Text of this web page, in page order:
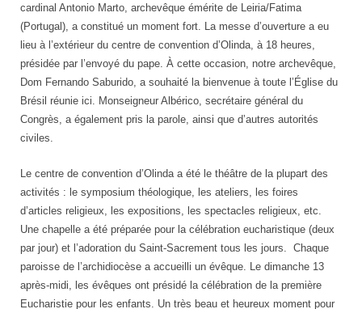
cardinal Antonio Marto, archevêque émérite de Leiria/Fatima
(Portugal), a constitué un moment fort. La messe d’ouverture a eu
lieu à l’extérieur du centre de convention d’Olinda, à 18 heures,
présidée par l’envoyé du pape. À cette occasion, notre archevêque,
Dom Fernando Saburido, a souhaité la bienvenue à toute l’Église du
Brésil réunie ici. Monseigneur Albérico, secrétaire général du
Congrès, a également pris la parole, ainsi que d’autres autorités
civiles.
Le centre de convention d’Olinda a été le théâtre de la plupart des
activités : le symposium théologique, les ateliers, les foires
d’articles religieux, les expositions, les spectacles religieux, etc.
Une chapelle a été préparée pour la célébration eucharistique (deux
par jour) et l’adoration du Saint-Sacrement tous les jours. Chaque
paroisse de l’archidiocèse a accueilli un évêque. Le dimanche 13
après-midi, les évêques ont présidé la célébration de la première
Eucharistie pour les enfants. Un très beau et heureux moment pour